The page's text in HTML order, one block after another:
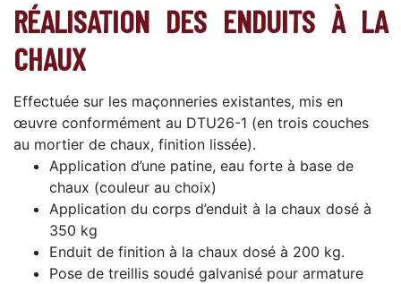
RÉALISATION DES ENDUITS À LA
CHAUX
Effectuée sur les maçonneries existantes, mis en
œuvre conformément au DTU26-1 (en trois couches
au mortier de chaux, finition lissée).
Application d’une patine, eau forte à base de
chaux (couleur au choix)
Application du corps d’enduit à la chaux dosé à
350 kg
Enduit de finition à la chaux dosé à 200 kg.
Pose de treillis soudé galvanisé pour armature